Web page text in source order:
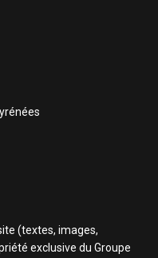
(textes, images,
exclusive du Groupe